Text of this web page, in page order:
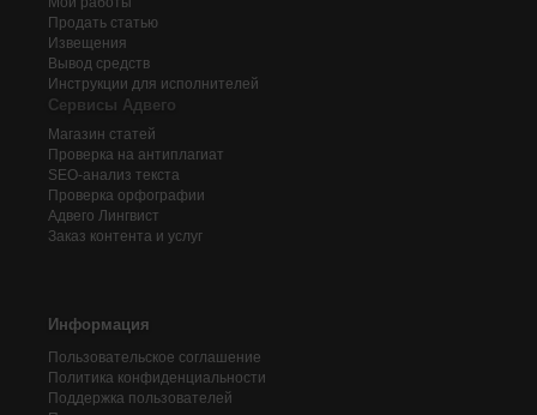
Продать статью
Извещения
Вывод средств
Инструкции для исполнителей
Сервисы Адвего
Магазин статей
Проверка на антиплагиат
SEO-анализ текста
Проверка орфографии
Адвего Лингвист
Заказ контента и услуг
Информация
Пользовательское соглашение
Политика конфиденциальности
Поддержка пользователей